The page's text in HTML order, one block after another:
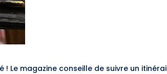
Le magazine conseille de suivre un